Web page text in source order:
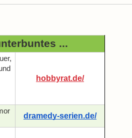
...
hobbyrat.de/
dramedy-serien.de/